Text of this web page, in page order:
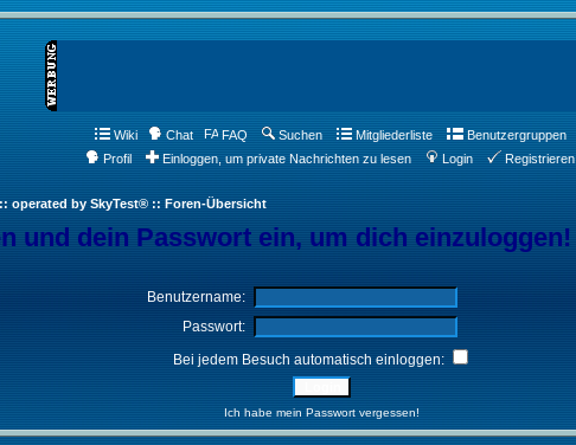
Wiki Chat FAQ Suchen Mitgliederliste
Benutzergruppen
Profil
Einloggen, um private Nachrichten zu lesen Login Registrieren
operated by SkyTest® :: Foren-Übersicht
und dein Passwort ein, um dich einzuloggen!
Benutzername:
Passwort:
Bei jedem Besuch automatisch einloggen:
Ich habe mein Passwort vergessen!